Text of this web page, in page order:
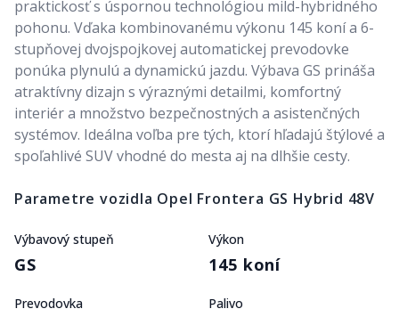
praktickosť s úspornou technológiou mild-hybridného
pohonu. Vďaka kombinovanému výkonu 145 koní a 6-
stupňovej dvojspojkovej automatickej prevodovke
ponúka plynulú a dynamickú jazdu. Výbava GS prináša
atraktívny dizajn s výraznými detailmi, komfortný
interiér a množstvo bezpečnostných a asistenčných
systémov. Ideálna voľba pre tých, ktorí hľadajú štýlové a
spoľahlivé SUV vhodné do mesta aj na dlhšie cesty.
Parametre vozidla Opel Frontera GS Hybrid 48V
Výbavový stupeň
GS
Výkon
145 koní
Prevodovka Palivo